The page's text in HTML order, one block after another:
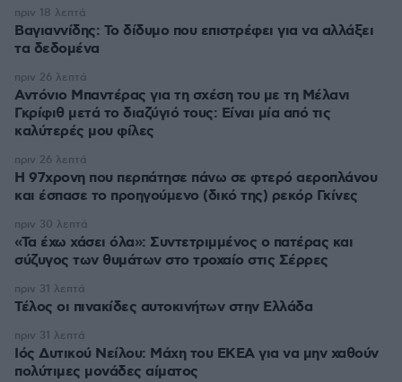
Βαγιαννίδης: Το δίδυμο που επιστρέφει για να αλλάξει
τα δεδομένα
πριν 18 λεπτά
Αντόνιο Μπαντέρας για τη σχέση του με τη Μέλανι
Γκρίφιθ μετά το διαζύγιό τους: Είναι μία από τις
καλύτερές μου φίλες
πριν 26 λεπτά
Η 97χρονη που περπάτησε πάνω σε φτερό αεροπλάνου
και έσπασε το προηγούμενο (δικό της) ρεκόρ Γκίνες
πριν 26 λεπτά
«Τα έχω χάσει όλα»: Συντετριμμένος ο πατέρας και
σύζυγος των θυμάτων στο τροχαίο στις Σέρρες
πριν 30 λεπτά
Τέλος οι πινακίδες αυτοκινήτων στην Ελλάδα
πριν 31 λεπτά
Ιός Δυτικού Νείλου: Μάχη του ΕΚΕΑ για να μην χαθούν
πολύτιμες μονάδες αίματος
πριν 31 λεπτά